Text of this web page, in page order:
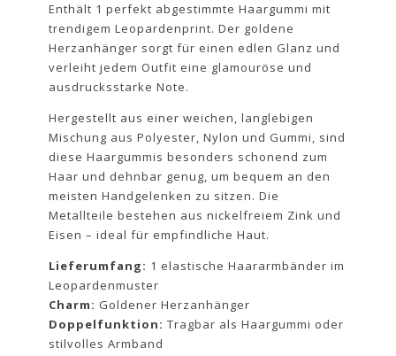
Enthält 1 perfekt abgestimmte Haargummi mit
trendigem Leopardenprint. Der goldene
Herzanhänger sorgt für einen edlen Glanz und
verleiht jedem Outfit eine glamouröse und
ausdrucksstarke Note.
Hergestellt aus einer weichen, langlebigen
Mischung aus Polyester, Nylon und Gummi, sind
diese Haargummis besonders schonend zum
Haar und dehnbar genug, um bequem an den
meisten Handgelenken zu sitzen. Die
Metallteile bestehen aus nickelfreiem Zink und
Eisen – ideal für empfindliche Haut.
Lieferumfang: 1 elastische Haararmbänder im
Leopardenmuster
Charm: Goldener Herzanhänger
Doppelfunktion: Tragbar als Haargummi oder
stilvolles Armband